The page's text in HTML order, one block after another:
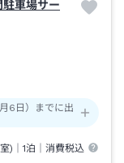
車場サー
6日）までに出
)｜1泊 ｜消費税込